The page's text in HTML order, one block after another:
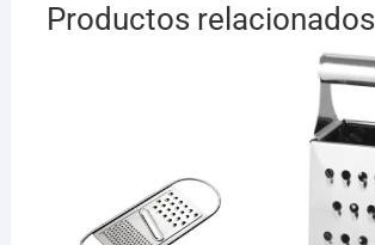
Productos relacionados